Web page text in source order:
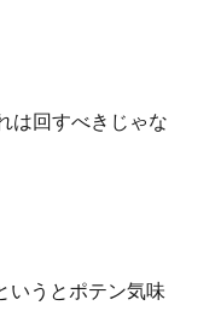
は回すべきじゃな
いうとポテン気味